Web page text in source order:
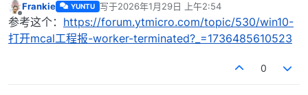
离线
Frankie YUNTU 写于2026年1月29日 上午2:54
最后由 编辑
参考这个： https://forum.ytmicro.com/topic/530/win10-
打开mcal工程报-worker-terminated?_=1736485610523
0